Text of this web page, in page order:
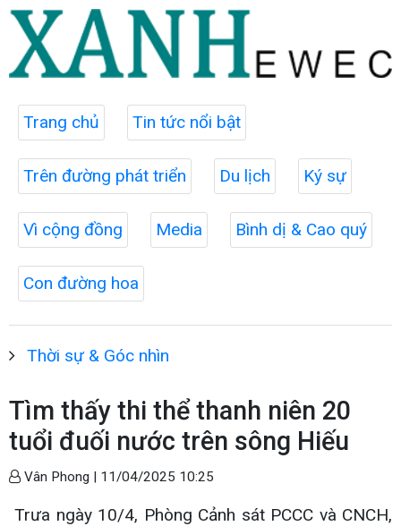
Trang chủ Tin tức nổi bật
Trên đường phát triển Du lịch Ký sự
Vì cộng đồng Media Bình dị & Cao quý
Con đường hoa
Thời sự & Góc nhìn
Tìm thấy thi thể thanh niên 20
tuổi đuối nước trên sông Hiếu
Vân Phong | 11/04/2025 10:25
Trưa ngày 10/4, Phòng Cảnh sát PCCC và CNCH,